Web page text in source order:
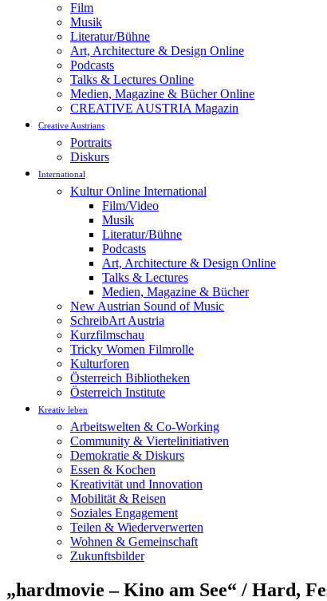
Film
Musik
Literatur/Bühne
Art, Architecture & Design Online
Podcasts
Talks & Lectures Online
Medien, Magazine & Bücher Online
CREATIVE AUSTRIA Magazin
Creative Austrians
Portraits
Diskurs
International
Kultur Online International
Film/Video
Musik
Literatur/Bühne
Podcasts
Art, Architecture & Design Online
Talks & Lectures
Medien, Magazine & Bücher
New Austrian Sound of Music
SchreibArt Austria
Kurzfilmschau
Tricky Women Filmrolle
Kulturforen
Österreich Bibliotheken
Österreich Institute
Kreativ leben
Arbeitswelten & Co-Working
Community & Viertelinitiativen
Demokratie & Diskurs
Essen & Kochen
Kreativität und Innovation
Mobilität & Reisen
Soziales Engagement
Teilen & Wiederverwerten
Wohnen & Gemeinschaft
Zukunftsbilder
„hardmovie – Kino am See“ / Hard,